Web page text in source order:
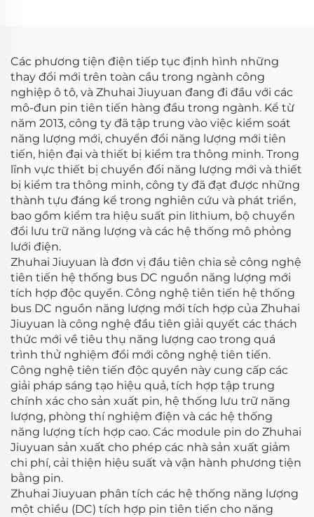
Các phương tiện điện tiếp tục định hình những
thay đổi mới trên toàn cầu trong ngành công
nghiệp ô tô, và Zhuhai Jiuyuan đang đi đầu với các
mô-đun pin tiên tiến hàng đầu trong ngành. Kể từ
năm 2013, công ty đã tập trung vào việc kiểm soát
năng lượng mới, chuyển đổi năng lượng mới tiên
tiến, hiện đại và thiết bị kiểm tra thông minh. Trong
lĩnh vực thiết bị chuyển đổi năng lượng mới và thiết
bị kiểm tra thông minh, công ty đã đạt được những
thành tựu đáng kể trong nghiên cứu và phát triển,
bao gồm kiểm tra hiệu suất pin lithium, bộ chuyển
đổi lưu trữ năng lượng và các hệ thống mô phỏng
lưới điện.
Zhuhai Jiuyuan là đơn vị đầu tiên chia sẻ công nghệ
tiên tiến hệ thống bus DC nguồn năng lượng mới
tích hợp độc quyền. Công nghệ tiên tiến hệ thống
bus DC nguồn năng lượng mới tích hợp của Zhuhai
Jiuyuan là công nghệ đầu tiên giải quyết các thách
thức mới về tiêu thụ năng lượng cao trong quá
trình thử nghiệm đổi mới công nghệ tiên tiến.
Công nghệ tiên tiến độc quyền này cung cấp các
giải pháp sáng tạo hiệu quả, tích hợp tập trung
chính xác cho sản xuất pin, hệ thống lưu trữ năng
lượng, phòng thí nghiệm điện và các hệ thống
năng lượng tích hợp cao. Các module pin do Zhuhai
Jiuyuan sản xuất cho phép các nhà sản xuất giảm
chi phí, cải thiện hiệu suất và vận hành phương tiện
bằng pin.
Zhuhai Jiuyuan phân tích các hệ thống năng lượng
một chiều (DC) tích hợp pin tiên tiến cho năng